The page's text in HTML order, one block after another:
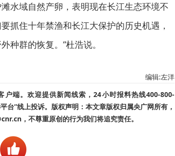
水域自然产卵，表明现在长江生态环境不
抓住十年禁渔和长江大保护的历史机遇，
种群的恢复。”杜浩说。
编辑:左洋
户端。欢迎提供新闻线索，24小时报料热线400-800-
台”线上投诉。版权声明：本文章版权归属央广网所有，
，不尊重原创的行为我们将追究责任。